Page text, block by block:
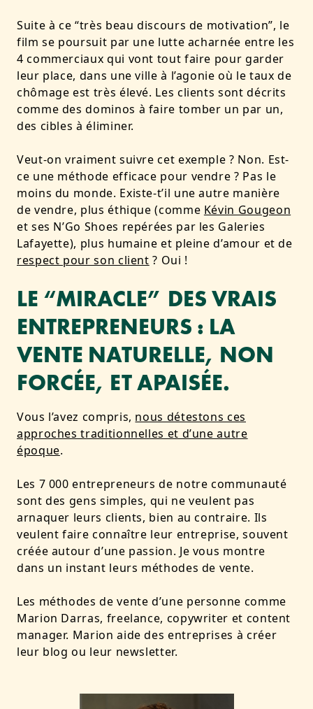
Suite à ce “très beau discours de motivation”, le
film se poursuit par une lutte acharnée entre les
4 commerciaux qui vont tout faire pour garder
leur place, dans une ville à l’agonie où le taux de
chômage est très élevé. Les clients sont décrits
comme des dominos à faire tomber un par un,
des cibles à éliminer.
Veut-on vraiment suivre cet exemple ? Non. Est-
ce une méthode efficace pour vendre ? Pas le
moins du monde. Existe-t’il une autre manière
de vendre, plus éthique (comme Kévin Gougeon
et ses N’Go Shoes repérées par les Galeries
Lafayette), plus humaine et pleine d’amour et de
respect pour son client ? Oui !
LE “MIRACLE” DES VRAIS
ENTREPRENEURS : LA
VENTE NATURELLE, NON
FORCÉE, ET APAISÉE.
Vous l’avez compris, nous détestons ces
approches traditionnelles et d’une autre
époque.
Les 7 000 entrepreneurs de notre communauté
sont des gens simples, qui ne veulent pas
arnaquer leurs clients, bien au contraire. Ils
veulent faire connaître leur entreprise, souvent
créée autour d’une passion. Je vous montre
dans un instant leurs méthodes de vente.
Les méthodes de vente d’une personne comme
Marion Darras, freelance, copywriter et content
manager. Marion aide des entreprises à créer
leur blog ou leur newsletter.